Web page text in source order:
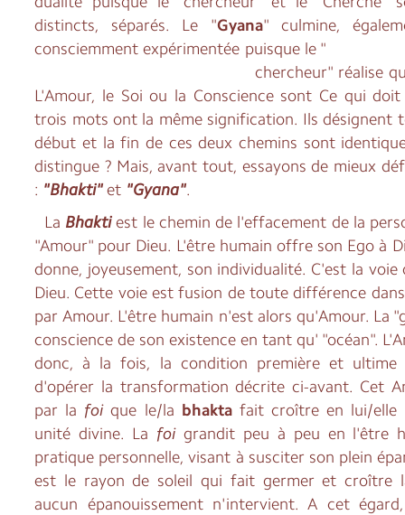
distincts, séparés. Le "Gyana" culmine,
consciemment expérimentée
chercheur" réalise qu'il est
L'Amour, le Soi ou la Conscience sont Ce qui
trois mots ont la même signification. Ils désignent
début et la fin de ces deux chemins sont
distingue ? Mais, avant tout, essayons de mieux
: "Bhakti"et "Gyana".
La Bhaktiest le chemin de l'effacement de la
"Amour" pour Dieu. L'être humain offre son Ego à
donne, joyeusement, son individualité. C'est la voie
Dieu. Cette voie est fusion de toute différence
par Amour. L'être humain n'est alors qu'Amour. La
conscience de son existence en tant qu' "océan".
donc, à la fois, la condition première et ultime
d'opérer la transformation décrite ci-avant. Cet
par la foique le/la bhaktafait croître en lui/elle
unité divine. La foigrandit peu à peu en l'être
pratique personnelle, visant à susciter son plein
est le rayon de soleil qui fait germer et croître
aucun épanouissement n'intervient. A cet